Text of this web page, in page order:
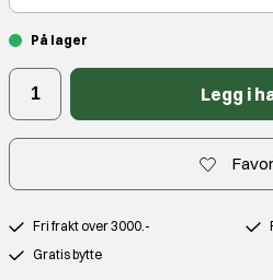
På lager
Legg i
Fri frakt over 3000.-
Gratis bytte